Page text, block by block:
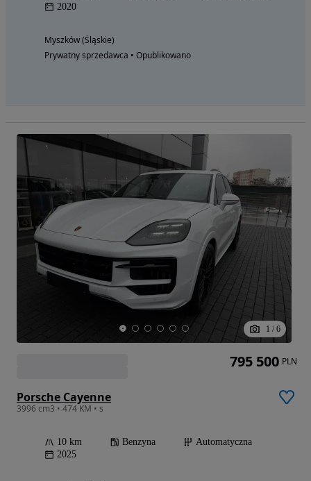
2020
Myszków (Śląskie)
Prywatny sprzedawca • Opublikowano
1 / 6
Porsche Cayenne
3996 cm3 • 474 KM • s
10 km Benzyna
Automatyczna
2025
795 500 PLN